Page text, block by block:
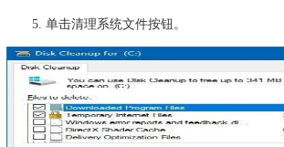
5. 单击清理系统文件按钮。